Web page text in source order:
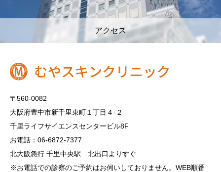
アクセス
〒560-0082
大阪府豊中市新千里東町１丁目４‐２
千里ライフサイエンスセンタービル8F
お電話：06-6872-7377
北大阪急行 千里中央駅 北出口よりすぐ
※お電話での診察のご予約はお伺いしておりません。WEB順番